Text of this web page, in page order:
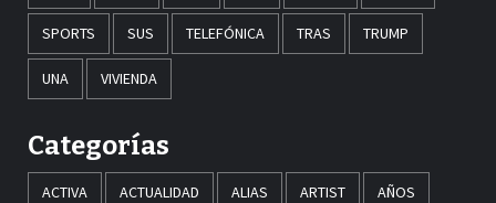
SPORTS SUS TELEFÓNICA TRAS TRUMP
UNA VIVIENDA
Categorías
ACTIVA ACTUALIDAD ALIAS ARTIST AÑOS